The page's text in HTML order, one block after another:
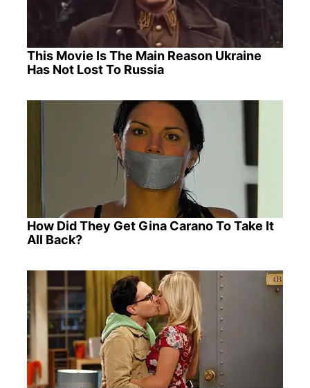
This Movie Is The Main Reason Ukraine
Has Not Lost To Russia
How Did They Get Gina Carano To Take It
All Back?